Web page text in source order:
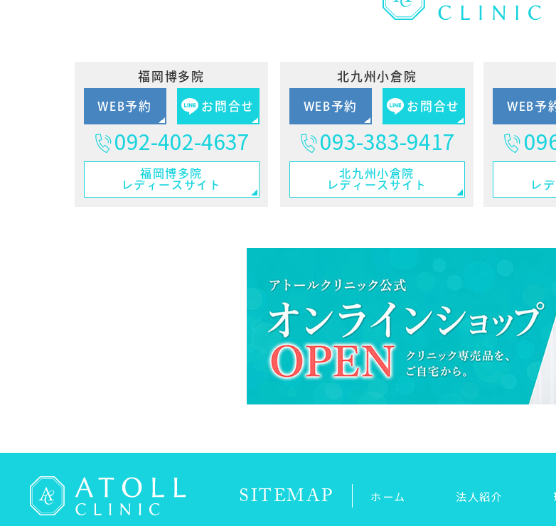
福岡博多院
WEB予約 お問合せ
092-402-4637
福岡博多院
レディースサイト
北九州小倉院
WEB予約 お問合せ
093-383-9417
北九州小倉院
レディースサイト
WEB予
レ
SITEMAP ホーム 法人紹介